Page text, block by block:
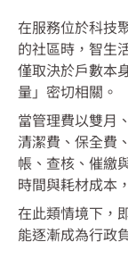
在服務位於科技
的社區時，智生
僅取決於戶數本
量」密切相關。
當管理費以雙月
清潔費、保全費
帳、查核、催繳
時間與耗材成本
在此類情境下，
能逐漸成為行政